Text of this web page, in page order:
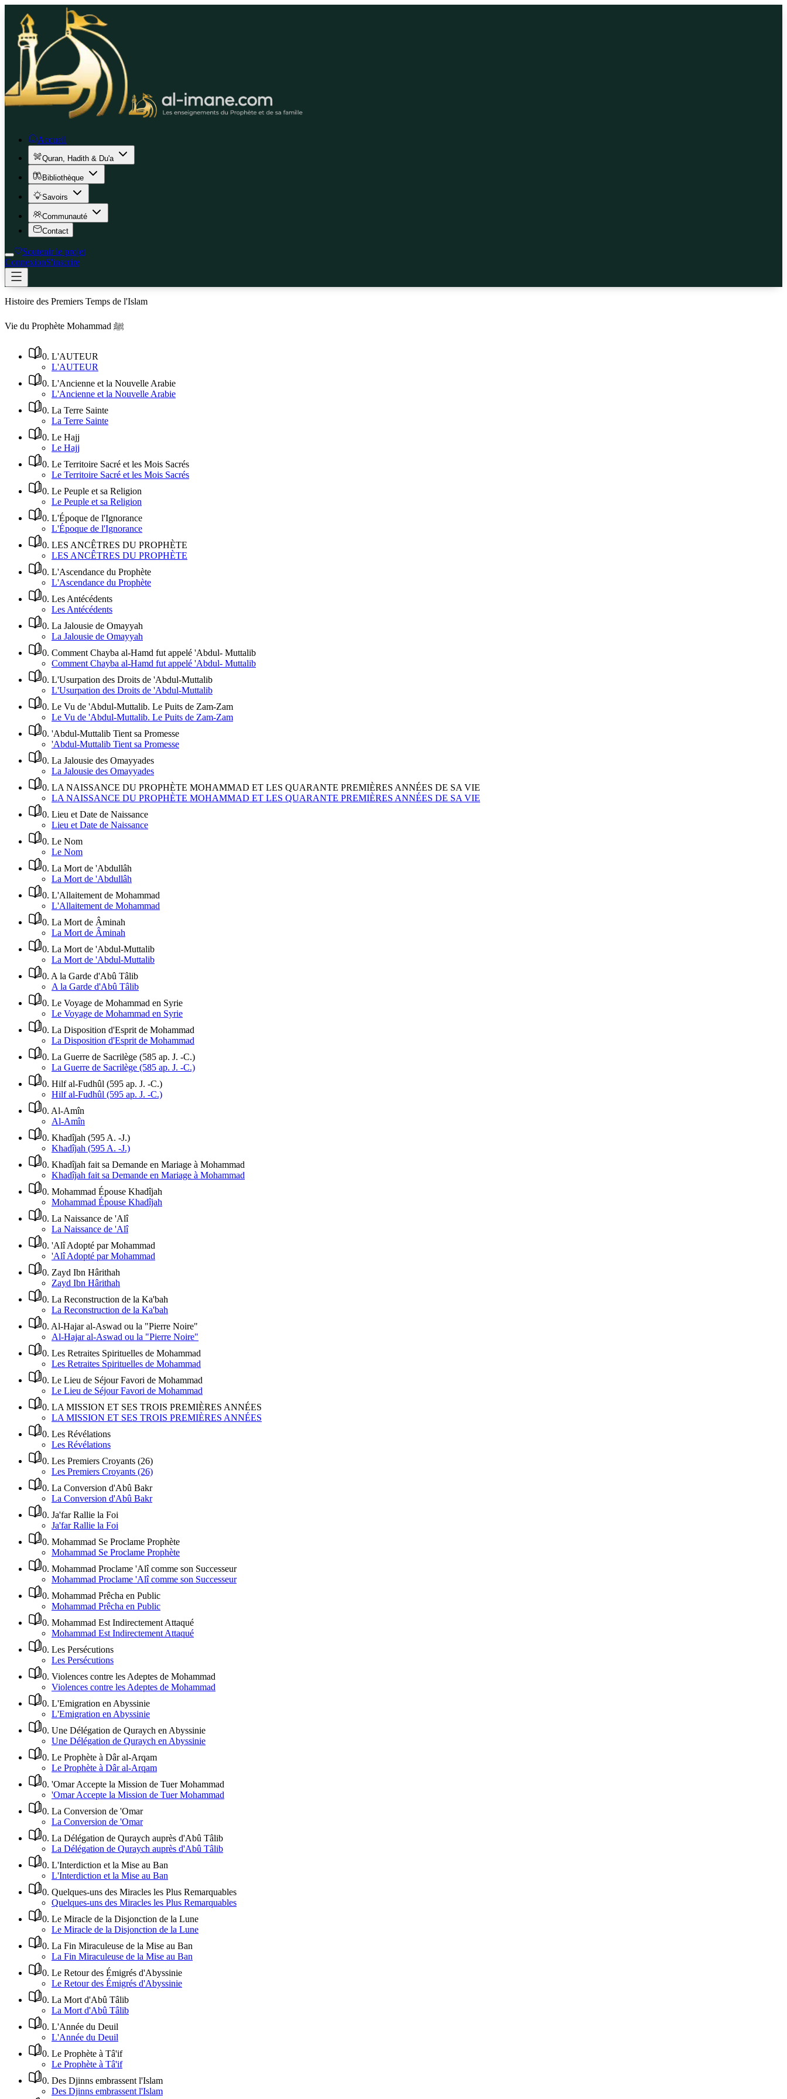
Accueil
Quran, Hadith & Du'a
Bibliothèque
Savoirs
Communauté
Contact
Soutenir le projet
ConnexionS'inscrire
Histoire des Premiers Temps de l'Islam
Vie du Prophète Mohammad ﷺ
0. L'AUTEUR
L'AUTEUR
0. L'Ancienne et la Nouvelle Arabie
L'Ancienne et la Nouvelle Arabie
0. La Terre Sainte
La Terre Sainte
0. Le Hajj
Le Hajj
0. Le Territoire Sacré et les Mois Sacrés
Le Territoire Sacré et les Mois Sacrés
0. Le Peuple et sa Religion
Le Peuple et sa Religion
0. L'Époque de l'Ignorance
L'Époque de l'Ignorance
0. LES ANCÊTRES DU PROPHÈTE
LES ANCÊTRES DU PROPHÈTE
0. L'Ascendance du Prophète
L'Ascendance du Prophète
0. Les Antécédents
Les Antécédents
0. La Jalousie de Omayyah
La Jalousie de Omayyah
0. Comment Chayba al-Hamd fut appelé 'Abdul- Muttalib
Comment Chayba al-Hamd fut appelé 'Abdul- Muttalib
0. L'Usurpation des Droits de 'Abdul-Muttalib
L'Usurpation des Droits de 'Abdul-Muttalib
0. Le Vu de 'Abdul-Muttalib. Le Puits de Zam-Zam
Le Vu de 'Abdul-Muttalib. Le Puits de Zam-Zam
0. 'Abdul-Muttalib Tient sa Promesse
'Abdul-Muttalib Tient sa Promesse
0. La Jalousie des Omayyades
La Jalousie des Omayyades
0. LA NAISSANCE DU PROPHÈTE MOHAMMAD ET LES QUARANTE PREMIÈRES ANNÉES DE SA VIE
LA NAISSANCE DU PROPHÈTE MOHAMMAD ET LES QUARANTE PREMIÈRES ANNÉES DE SA VIE
0. Lieu et Date de Naissance
Lieu et Date de Naissance
0. Le Nom
Le Nom
0. La Mort de 'Abdullâh
La Mort de 'Abdullâh
0. L'Allaitement de Mohammad
L'Allaitement de Mohammad
0. La Mort de Âminah
La Mort de Âminah
0. La Mort de 'Abdul-Muttalib
La Mort de 'Abdul-Muttalib
0. A la Garde d'Abû Tâlib
A la Garde d'Abû Tâlib
0. Le Voyage de Mohammad en Syrie
Le Voyage de Mohammad en Syrie
0. La Disposition d'Esprit de Mohammad
La Disposition d'Esprit de Mohammad
0. La Guerre de Sacrilège (585 ap. J. -C.)
La Guerre de Sacrilège (585 ap. J. -C.)
0. Hilf al-Fudhûl (595 ap. J. -C.)
Hilf al-Fudhûl (595 ap. J. -C.)
0. Al-Amîn
Al-Amîn
0. Khadîjah (595 A. -J.)
Khadîjah (595 A. -J.)
0. Khadîjah fait sa Demande en Mariage à Mohammad
Khadîjah fait sa Demande en Mariage à Mohammad
0. Mohammad Épouse Khadîjah
Mohammad Épouse Khadîjah
0. La Naissance de 'Alî
La Naissance de 'Alî
0. 'Alî Adopté par Mohammad
'Alî Adopté par Mohammad
0. Zayd Ibn Hârithah
Zayd Ibn Hârithah
0. La Reconstruction de la Ka'bah
La Reconstruction de la Ka'bah
0. Al-Hajar al-Aswad ou la "Pierre Noire"
Al-Hajar al-Aswad ou la "Pierre Noire"
0. Les Retraites Spirituelles de Mohammad
Les Retraites Spirituelles de Mohammad
0. Le Lieu de Séjour Favori de Mohammad
Le Lieu de Séjour Favori de Mohammad
0. LA MISSION ET SES TROIS PREMIÈRES ANNÉES
LA MISSION ET SES TROIS PREMIÈRES ANNÉES
0. Les Révélations
Les Révélations
0. Les Premiers Croyants (26)
Les Premiers Croyants (26)
0. La Conversion d'Abû Bakr
La Conversion d'Abû Bakr
0. Ja'far Rallie la Foi
Ja'far Rallie la Foi
0. Mohammad Se Proclame Prophète
Mohammad Se Proclame Prophète
0. Mohammad Proclame 'Alî comme son Successeur
Mohammad Proclame 'Alî comme son Successeur
0. Mohammad Prêcha en Public
Mohammad Prêcha en Public
0. Mohammad Est Indirectement Attaqué
Mohammad Est Indirectement Attaqué
0. Les Persécutions
Les Persécutions
0. Violences contre les Adeptes de Mohammad
Violences contre les Adeptes de Mohammad
0. L'Emigration en Abyssinie
L'Emigration en Abyssinie
0. Une Délégation de Quraych en Abyssinie
Une Délégation de Quraych en Abyssinie
0. Le Prophète à Dâr al-Arqam
Le Prophète à Dâr al-Arqam
0. 'Omar Accepte la Mission de Tuer Mohammad
'Omar Accepte la Mission de Tuer Mohammad
0. La Conversion de 'Omar
La Conversion de 'Omar
0. La Délégation de Quraych auprès d'Abû Tâlib
La Délégation de Quraych auprès d'Abû Tâlib
0. L'Interdiction et la Mise au Ban
L'Interdiction et la Mise au Ban
0. Quelques-uns des Miracles les Plus Remarquables
Quelques-uns des Miracles les Plus Remarquables
0. Le Miracle de la Disjonction de la Lune
Le Miracle de la Disjonction de la Lune
0. La Fin Miraculeuse de la Mise au Ban
La Fin Miraculeuse de la Mise au Ban
0. Le Retour des Émigrés d'Abyssinie
Le Retour des Émigrés d'Abyssinie
0. La Mort d'Abû Tâlib
La Mort d'Abû Tâlib
0. L'Année du Deuil
L'Année du Deuil
0. Le Prophète à Tâ'if
Le Prophète à Tâ'if
0. Des Djinns embrassent l'Islam
Des Djinns embrassent l'Islam